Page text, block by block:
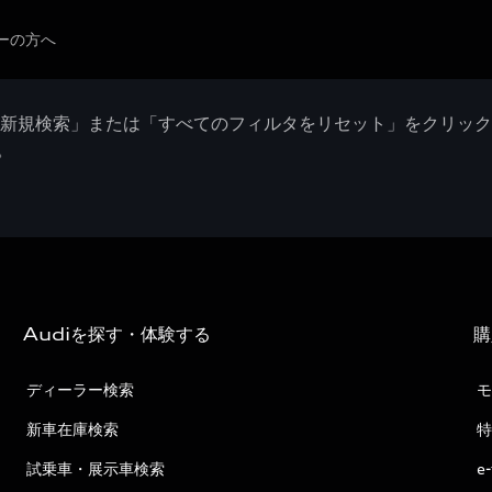
の方へ
規検索」または「すべてのフィルタをリセット」をクリッ
Audiを探す・体験する
ディーラー検索
新車在庫検索
試乗車・展示車検索